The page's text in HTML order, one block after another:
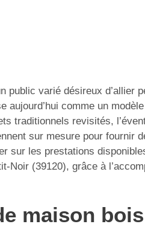
varié désireux d’allier
comme un
traditionnels revisités,
sur mesure pour fournir
sur les prestations
(39120), grâce à
maison